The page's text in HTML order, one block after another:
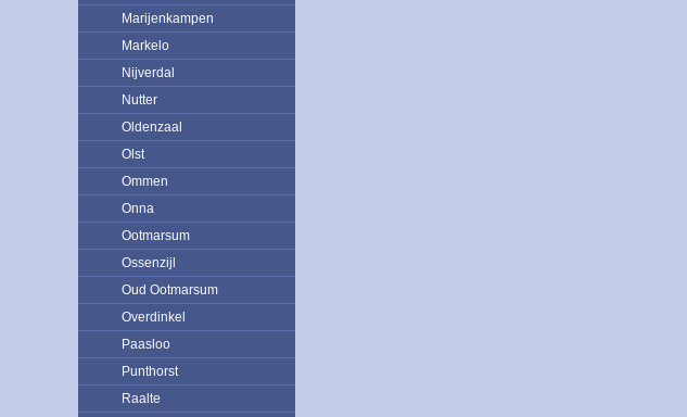
Marijenkampen
Markelo
Nijverdal
Nutter
Oldenzaal
Olst
Ommen
Onna
Ootmarsum
Ossenzijl
Oud Ootmarsum
Overdinkel
Paasloo
Punthorst
Raalte